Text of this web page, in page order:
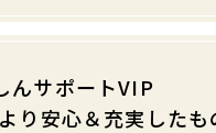
んサポートVIP
り安心＆充実したも